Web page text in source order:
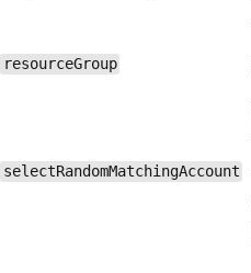
resourceGroup
selectRandomMatchingAccount